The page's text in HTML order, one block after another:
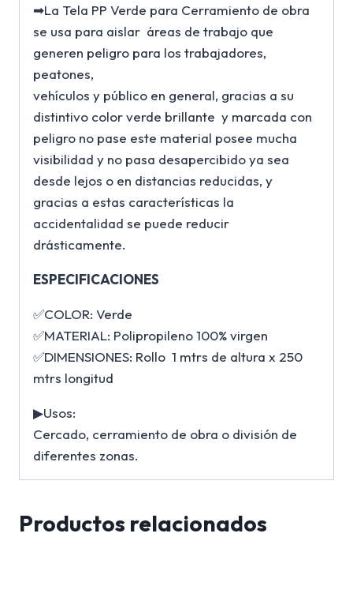
➡La Tela PP Verde para Cerramiento de obra
se usa para aislar áreas de trabajo que
generen peligro para los trabajadores,
peatones,
vehículos y público en general, gracias a su
distintivo color verde brillante y marcada con
peligro no pase este material posee mucha
visibilidad y no pasa desapercibido ya sea
desde lejos o en distancias reducidas, y
gracias a estas características la
accidentalidad se puede reducir
drásticamente.
ESPECIFICACIONES
✅COLOR: Verde
✅MATERIAL: Polipropileno 100% virgen
✅DIMENSIONES: Rollo 1 mtrs de altura x 250
mtrs longitud
▶Usos:
Cercado, cerramiento de obra o división de
diferentes zonas.
Productos relacionados